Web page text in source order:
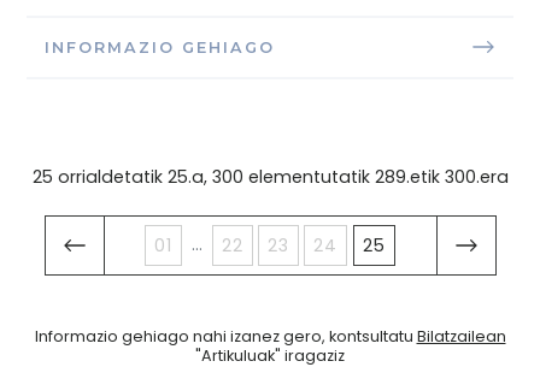
INFORMAZIO GEHIAGO
25 orrialdetatik 25.a, 300 elementutatik 289.etik 300.era
01 ... 22 23 24 25
Informazio gehiago nahi izanez gero, kontsultatu Bilatzailean
"Artikuluak" iragaziz